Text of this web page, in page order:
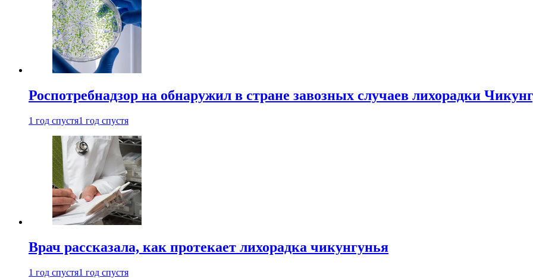
Роспотребнадзор на обнаружил в стране завозных случаев лихорадки
1 год спустя1 год спустя
Врач рассказала, как протекает лихорадка чикунгунья
1 год спустя1 год спустя